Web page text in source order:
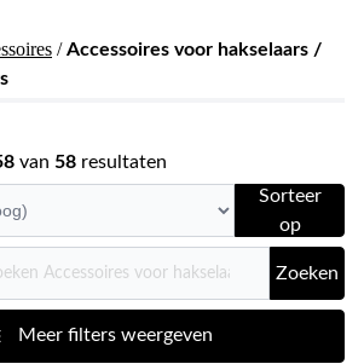
/Accessoires voor hakselaars /
van 58 resultaten
Sorteer
op
Zoeken
Meer filters weergeven